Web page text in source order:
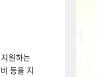
원하는
등을 지